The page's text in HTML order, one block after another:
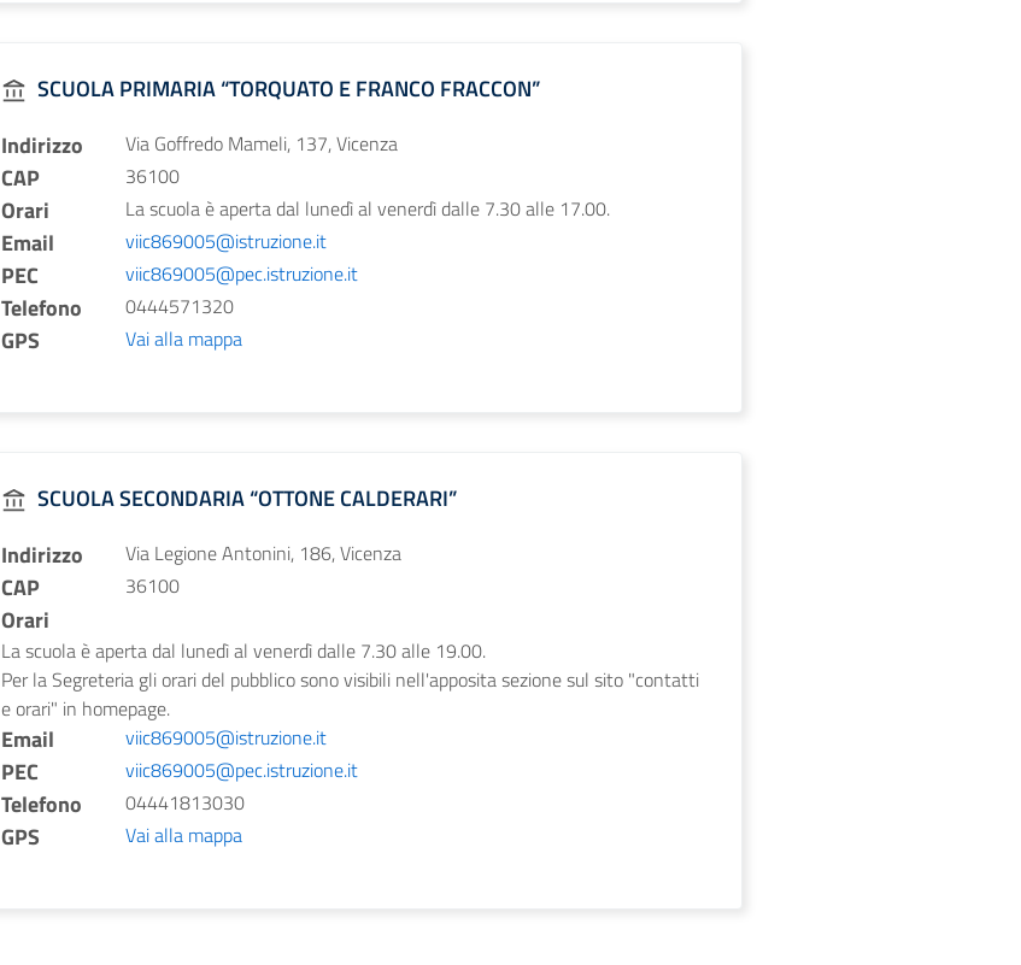
SCUOLA PRIMARIA “TORQUATO E FRANCO FRACCON”
Indirizzo
Via Goffredo Mameli, 137, Vicenza
CAP 36100
Orari La scuola è aperta dal lunedì al venerdì dalle 7.30 alle 17.00.
Email viic869005@istruzione.it
PEC viic869005@pec.istruzione.it
Telefono 0444571320
GPS Vai alla mappa
SCUOLA SECONDARIA “OTTONE CALDERARI”
Indirizzo
Via Legione Antonini, 186, Vicenza
CAP 36100
Orari
La scuola è aperta dal lunedì al venerdì dalle 7.30 alle 19.00.
Per la Segreteria gli orari del pubblico sono visibili nell'apposita sezione sul sito "contatti
e orari" in homepage.
Email viic869005@istruzione.it
PEC viic869005@pec.istruzione.it
Telefono 04441813030
GPS Vai alla mappa